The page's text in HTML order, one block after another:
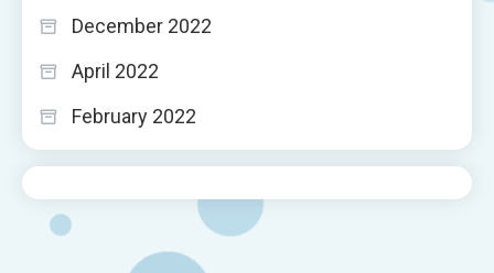
December 2022
April 2022
February 2022